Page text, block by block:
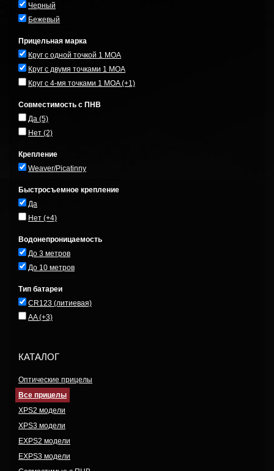
Черный
Бежевый
Прицельная марка
Круг с одной точкой 1 MOA
Круг с двумя точками 1 MOA
Круг с 4-мя точками 1 MOA(+1)
Совместимость с ПНВ
Да (5)
Нет (2)
Крепление
Weaver/Picatinny
Быстросъемное крепление
Да
Нет (+4)
Водонепроницаемость
До 3 метров
До 10 метров
Тип батареи
CR123 (литиевая)
AA(+3)
КАТАЛОГ
Оптические прицелы
Все прицелы
XPS2 модели
XPS3 модели
EXPS2 модели
EXPS3 модели